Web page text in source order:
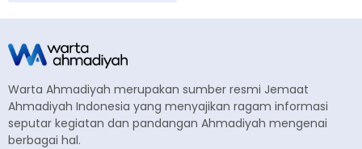
Warta Ahmadiyah merupakan sumber resmi Jemaat
Ahmadiyah Indonesia yang menyajikan ragam informasi
seputar kegiatan dan pandangan Ahmadiyah mengenai
berbagai hal.